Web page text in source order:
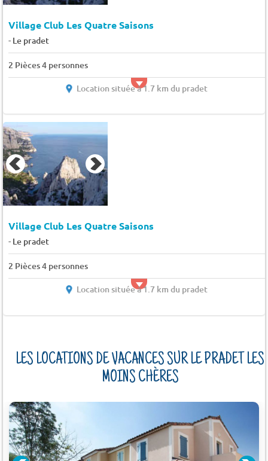
Village Club Les Quatre Saisons
- Le pradet
2 Pièces 4 personnes
Location située à 1.7 km du pradet
Village Club Les Quatre Saisons
- Le pradet
2 Pièces 4 personnes
Location située à 1.7 km du pradet
LES LOCATIONS DE VACANCES SUR LE PRADET LES
MOINS CHÈRES